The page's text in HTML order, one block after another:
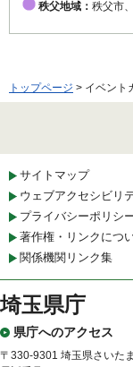
秩父地域： 秩父市
トップページ > イベント
サイトマップ
ウェブアクセシビリ
プライバシーポリシ
著作権・リンクにつ
関係機関リンク集
埼玉県庁
県庁へのアクセス
〒330-9301 埼玉県さいた